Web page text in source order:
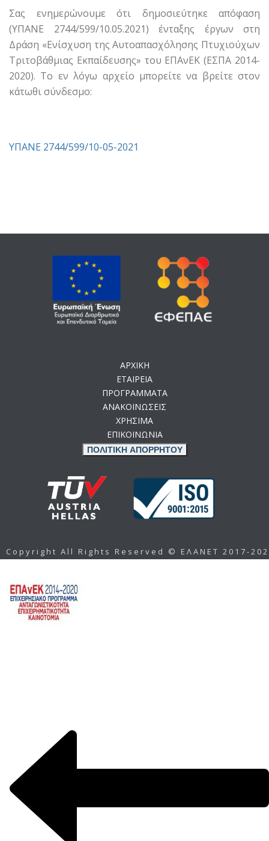
Σας ενημερώνουμε ότι δημοσιεύτηκε απόφαση
(ΥΠΑΝΕ 2744/599/10.05.2021) ένταξης έργων στη
Δράση «Ενίσχυση της Αυτοαπασχόλησης Πτυχιούχων
Τριτοβάθμιας Εκπαίδευσης» του ΕΠΑνΕΚ (ΕΣΠΑ 2014-
2020). Το εν λόγω αρχείο μπορείτε να βρείτε στον
κάτωθι σύνδεσμο:
ΥΠΑΝΕ 2744/599/10-05-2021
ΑΡΧΙΚΗ
ΕΤΑΙΡΕΙΑ
ΠΡΟΓΡΑΜΜΑΤΑ
ΑΝΑΚΟΙΝΩΣΕΙΣ
ΧΡΗΣΙΜΑ
ΕΠΙΚΟΙΝΩΝΙΑ
ΠΟΛΙΤΙΚΗ ΑΠΟΡΡΗΤΟΥ
Copyright All Rights Reserved © ΕΛΑΝΕΤ 2017-